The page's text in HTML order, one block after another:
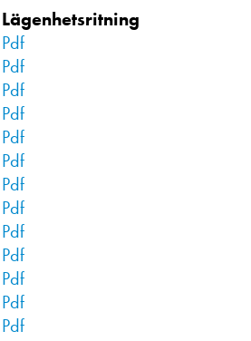
Lägenhetsritning
Pdf
Pdf
Pdf
Pdf
Pdf
Pdf
Pdf
Pdf
Pdf
Pdf
Pdf
Pdf
Pdf